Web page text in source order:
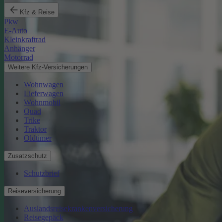
Kfz & Reise
Pkw
E-Auto
Kleinkraftrad
Anhänger
Motorrad
Weitere Kfz-Versicherungen
Wohnwagen
Lieferwagen
Wohnmobil
Quad
Trike
Traktor
Oldtimer
Zusatzschutz
Schutzbrief
Reiseversicherung
Auslandsreisekrankenversicherung
Reisegepäck